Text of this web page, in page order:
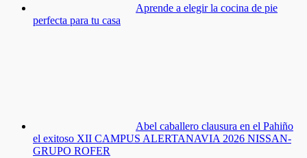
Aprende a elegir la cocina de pie
perfecta para tu casa
Abel caballero clausura en el Pahiño
el exitoso XII CAMPUS ALERTANAVIA 2026 NISSAN-
GRUPO ROFER